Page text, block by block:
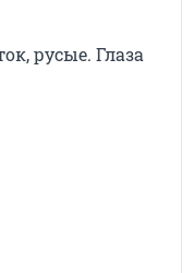
русые. Глаза